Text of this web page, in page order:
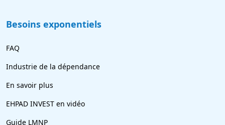
Besoins exponentiels
FAQ
Industrie de la dépendance
En savoir plus
EHPAD INVEST en vidéo
Guide LMNP